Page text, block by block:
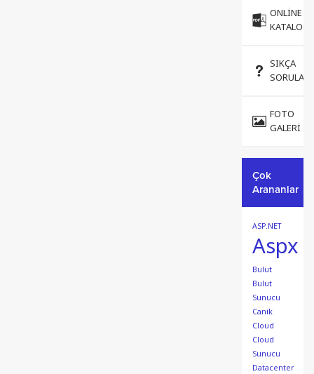
ONLINE
KATALOG
SIKÇA
FOTO
GALERI
Çok
Arananlar
ASP.NET
Aspx
Bulut
Bulut
Sunucu
Canik
Cloud
Cloud
Sunucu
Datacenter